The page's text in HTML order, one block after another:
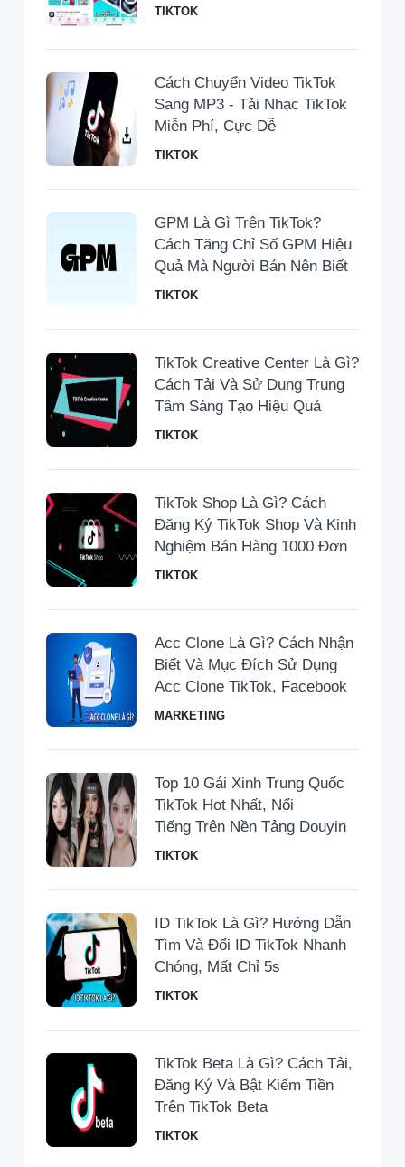
TIKTOK
Cách Chuyển Video TikTok
Sang MP3 - Tải Nhạc TikTok
Miễn Phí, Cực Dễ
TIKTOK
GPM Là Gì Trên TikTok?
Cách Tăng Chỉ Số GPM Hiệu
Quả Mà Người Bán Nên Biết
TIKTOK
TikTok Creative Center Là Gì?
Cách Tải Và Sử Dụng Trung
Tâm Sáng Tạo Hiệu Quả
TIKTOK
TikTok Shop Là Gì? Cách
Đăng Ký TikTok Shop Và Kinh
Nghiệm Bán Hàng 1000 Đơn
TIKTOK
Acc Clone Là Gì? Cách Nhận
Biết Và Mục Đích Sử Dụng
Acc Clone TikTok, Facebook
MARKETING
Top 10 Gái Xinh Trung Quốc
TikTok Hot Nhất, Nổi
Tiếng Trên Nền Tảng Douyin
TIKTOK
ID TikTok Là Gì? Hướng Dẫn
Tìm Và Đổi ID TikTok Nhanh
Chóng, Mất Chỉ 5s
TIKTOK
TikTok Beta Là Gì? Cách Tải,
Đăng Ký Và Bật Kiếm Tiền
Trên TikTok Beta
TIKTOK